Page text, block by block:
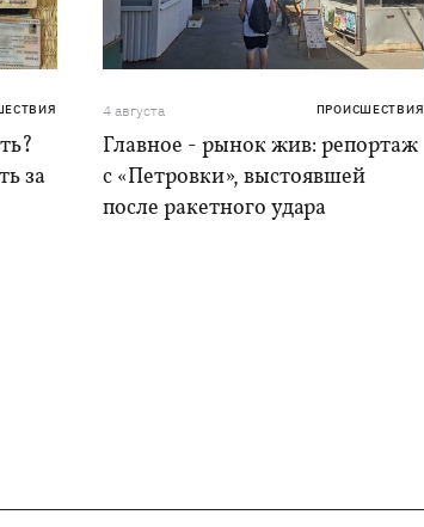
за
4 августа ПРОИСШЕСТВИЯ
Главное - рынок жив: репортаж
с «Петровки», выстоявшей
после ракетного удара